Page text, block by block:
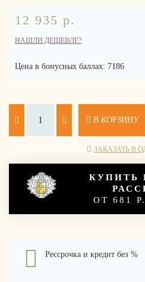
12 935 р.
НАШЛИ ДЕШЕВЛЕ?
Цена в бонусных баллах: 7186
В КОРЗИНУ
ЗАКАЗАТЬ В
КУПИТЬ
ОТ 681
Рессрочка и кредит без %